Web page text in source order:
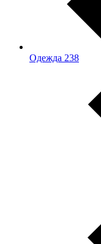
Одежда 238